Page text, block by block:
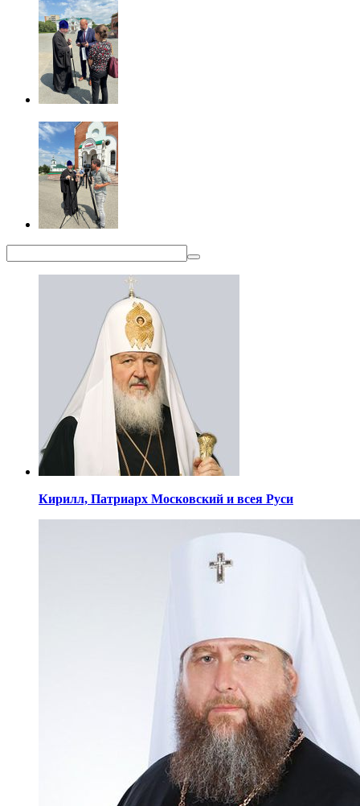
Кирилл, Патриарх Московский и всея Руси